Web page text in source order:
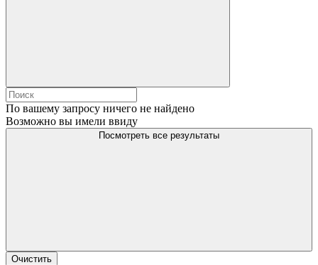
По вашему запросу ничего не найдено
Возможно вы имели ввиду
Посмотреть все результаты
Очистить